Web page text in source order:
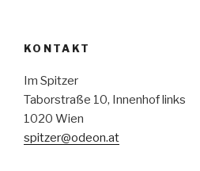
KONTAKT
Im Spitzer
Taborstraße 10, Innenhof links
1020 Wien
spitzer@odeon.at